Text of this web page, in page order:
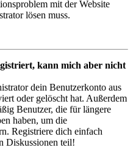
mit der Website
lösen muss.
kann mich aber nicht
dein Benutzerkonto aus
oder gelöscht hat. Außerdem
Benutzer, die für längere
haben, um die
Registriere dich einfach
Diskussionen teil!